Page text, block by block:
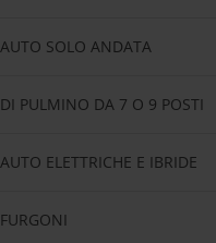
SOLO ANDATA
PULMINO DA 7 O 9 POSTI
ELETTRICHE E IBRIDE